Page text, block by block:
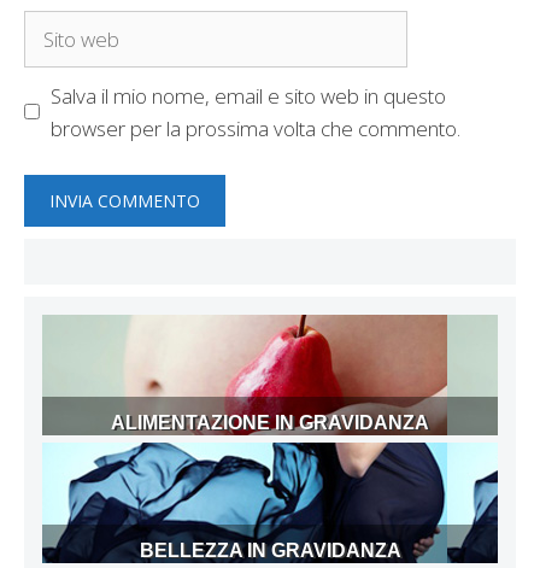
Salva il mio nome, email e sito web in questo
browser per la prossima volta che commento.
ALIMENTAZIONE IN GRAVIDANZA
BELLEZZA IN GRAVIDANZA